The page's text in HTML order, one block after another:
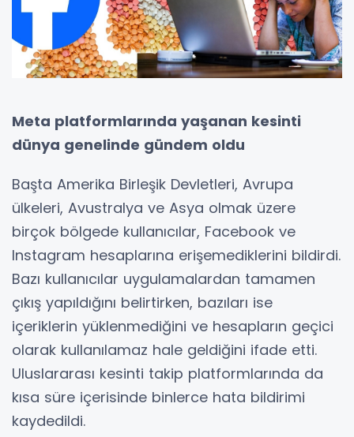
Meta platformlarında yaşanan kesinti
dünya genelinde gündem oldu
Başta Amerika Birleşik Devletleri, Avrupa
ülkeleri, Avustralya ve Asya olmak üzere
birçok bölgede kullanıcılar, Facebook ve
Instagram hesaplarına erişemediklerini bildirdi.
Bazı kullanıcılar uygulamalardan tamamen
çıkış yapıldığını belirtirken, bazıları ise
içeriklerin yüklenmediğini ve hesapların geçici
olarak kullanılamaz hale geldiğini ifade etti.
Uluslararası kesinti takip platformlarında da
kısa süre içerisinde binlerce hata bildirimi
kaydedildi.